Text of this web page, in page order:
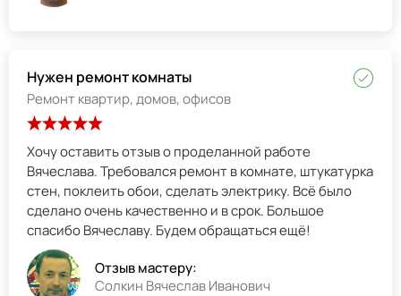
Нужен ремонт комнаты
Ремонт квартир, домов, офисов
Хочу оставить отзыв о проделанной работе
Вячеслава. Требовался ремонт в комнате, штукатурка
стен, поклеить обои, сделать электрику. Всё было
сделано очень качественно и в срок. Большое
спасибо Вячеславу. Будем обращаться ещё!
Отзыв мастеру:
Солкин Вячеслав Иванович